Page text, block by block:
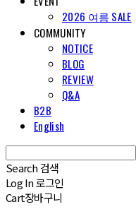
2026 여름 SALE
COMMUNITY
NOTICE
BLOG
REVIEW
Q&A
B2B
English
Search 검색
Log In로그인
Cart장바구니